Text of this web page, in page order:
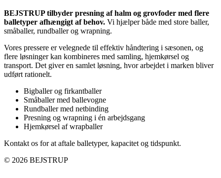
BEJSTRUP tilbyder presning af halm og grovfoder med flere
balletyper afhængigt af behov. Vi hjælper både med store baller,
småballer, rundballer og wrapning.
Vores pressere er velegnede til effektiv håndtering i sæsonen, og
flere løsninger kan kombineres med samling, hjemkørsel og
transport. Det giver en samlet løsning, hvor arbejdet i marken bliver
udført rationelt.
Bigballer og firkantballer
Småballer med ballevogne
Rundballer med netbinding
Presning og wrapning i én arbejdsgang
Hjemkørsel af wrapballer
Kontakt os for at aftale balletyper, kapacitet og tidspunkt.
© 2026 BEJSTRUP